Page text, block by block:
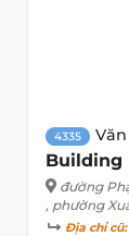
4335
Building
đường
, phường
Địa chỉ cũ: